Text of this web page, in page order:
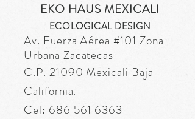
EKO HAUS MEXICALI
ECOLOGICAL DESIGN
Av. FuerzaAérea #101 Zona
Urbana Zacatecas
C.P. 21090 Mexicali Baja
California.
Cel: 686 561 6363